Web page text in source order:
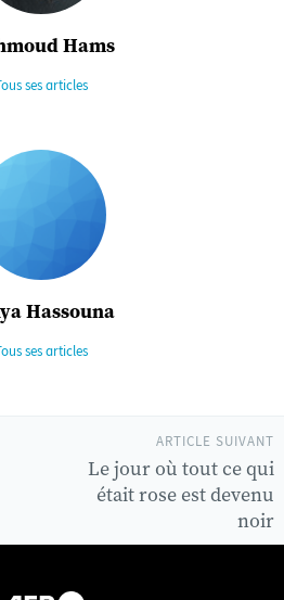
Hams
ses articles
Hassouna
ses articles
ARTICLE SUIVANT
Le jour où tout ce qui
était rose est devenu
noir